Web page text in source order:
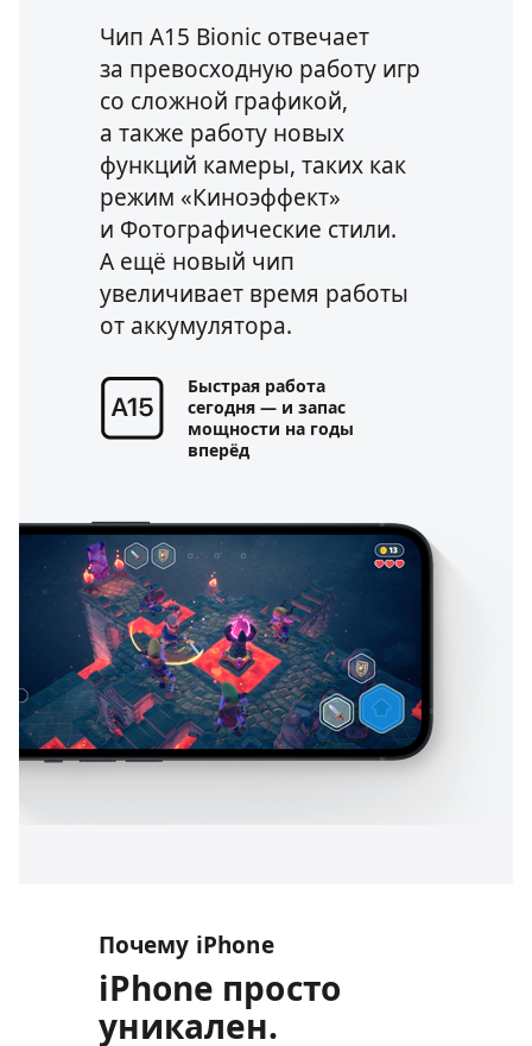
Чип A15 Bionic отвечает
за превосходную работу игр
со сложной графикой,
а также работу новых
функций камеры, таких как
режим «Киноэффект»
и Фотографические стили.
А ещё новый чип
увеличивает время работы
от аккумулятора.
Быстрая работа
сегодня — и запас
мощности на годы
вперёд
Почему iPhone
iPhone просто
уникален.